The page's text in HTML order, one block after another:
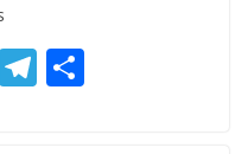
n
g
a
m
M T